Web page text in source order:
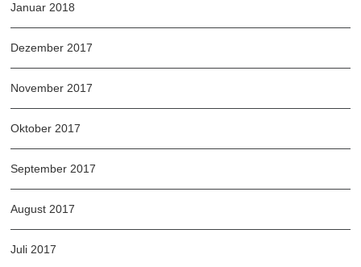
Januar 2018
Dezember 2017
November 2017
Oktober 2017
September 2017
August 2017
Juli 2017